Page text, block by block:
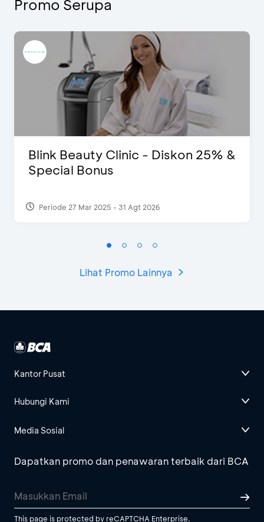
Promo Serupa
Blink Beauty Clinic - Diskon 25% &
Special Bonus
Periode 27 Mar 2025 - 31 Agt 2026
Lihat Promo Lainnya
Kantor Pusat
Hubungi Kami
Media Sosial
Dapatkan promo dan penawaran terbaik dari BCA
This page is protected by reCAPTCHA Enterprise.